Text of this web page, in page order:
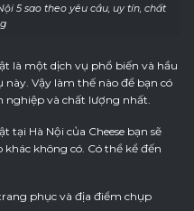
5 sao theo yêu cầu, uy tín, chất
là một dịch vụ phổ biến và hầu
Vậy làm thế nào để bạn có
nghiệp và chất lượng nhất.
tại Hà Nội của Cheese bạn sẽ
không có. Có thể kể đến
phục và địa điểm chụp